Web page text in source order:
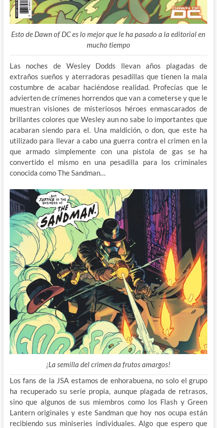
Esto de Dawn of DC es lo mejor que le ha pasado a la editorial en
mucho tiempo
Las noches de Wesley Dodds llevan años plagadas de
extraños sueños y aterradoras pesadillas que tienen la mala
costumbre de acabar haciéndose realidad. Profecías que le
advierten de crímenes horrendos que van a cometerse y que le
muestran visiones de misteriosos héroes enmascarados de
brillantes colores que Wesley aun no sabe lo importantes que
acabaran siendo para el. Una maldición, o don, que este ha
utilizado para llevar a cabo una guerra contra el crimen en la
que armado simplemente con una pistola de gas se ha
convertido el mismo en una pesadilla para los criminales
conocida como The Sandman…
¡La semilla del crimen da frutos amargos!
Los fans de la JSA estamos de enhorabuena, no solo el grupo
ha recuperado su serie propia, aunque plagada de retrasos,
sino que algunos de sus miembros como los Flash y Green
Lantern originales y este Sandman que hoy nos ocupa están
recibiendo sus miniseries individuales. Algo que espero que